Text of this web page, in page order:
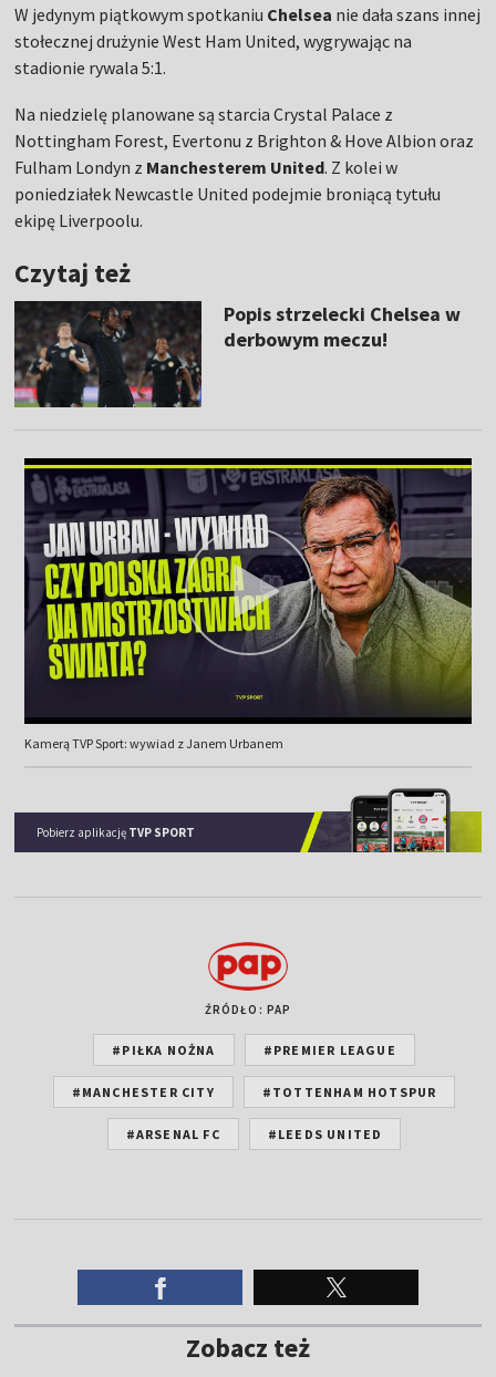
W jedynym piątkowym spotkaniu Chelsea nie dała szans innej
stołecznej drużynie West Ham United, wygrywając na
stadionie rywala 5:1.
Na niedzielę planowane są starcia Crystal Palace z
Nottingham Forest, Evertonu z Brighton & Hove Albion oraz
Fulham Londyn z Manchesterem United. Z kolei w
poniedziałek Newcastle United podejmie broniącą tytułu
ekipę Liverpoolu.
Czytaj też
Popis strzelecki Chelsea w
derbowym meczu!
Kamerą TVP Sport: wywiad z Janem Urbanem
Pobierz aplikację TVP SPORT
ŹRÓDŁO: PAP
#PIŁKA NOŻNA #PREMIER LEAGUE
#MANCHESTER CITY #TOTTENHAM HOTSPUR
#ARSENAL FC #LEEDS UNITED
Zobacz też